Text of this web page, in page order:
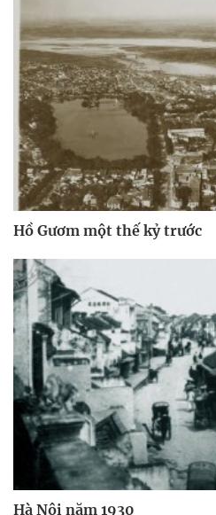
Hồ Gươm một thế kỷ trước
Hà Nội năm 1930